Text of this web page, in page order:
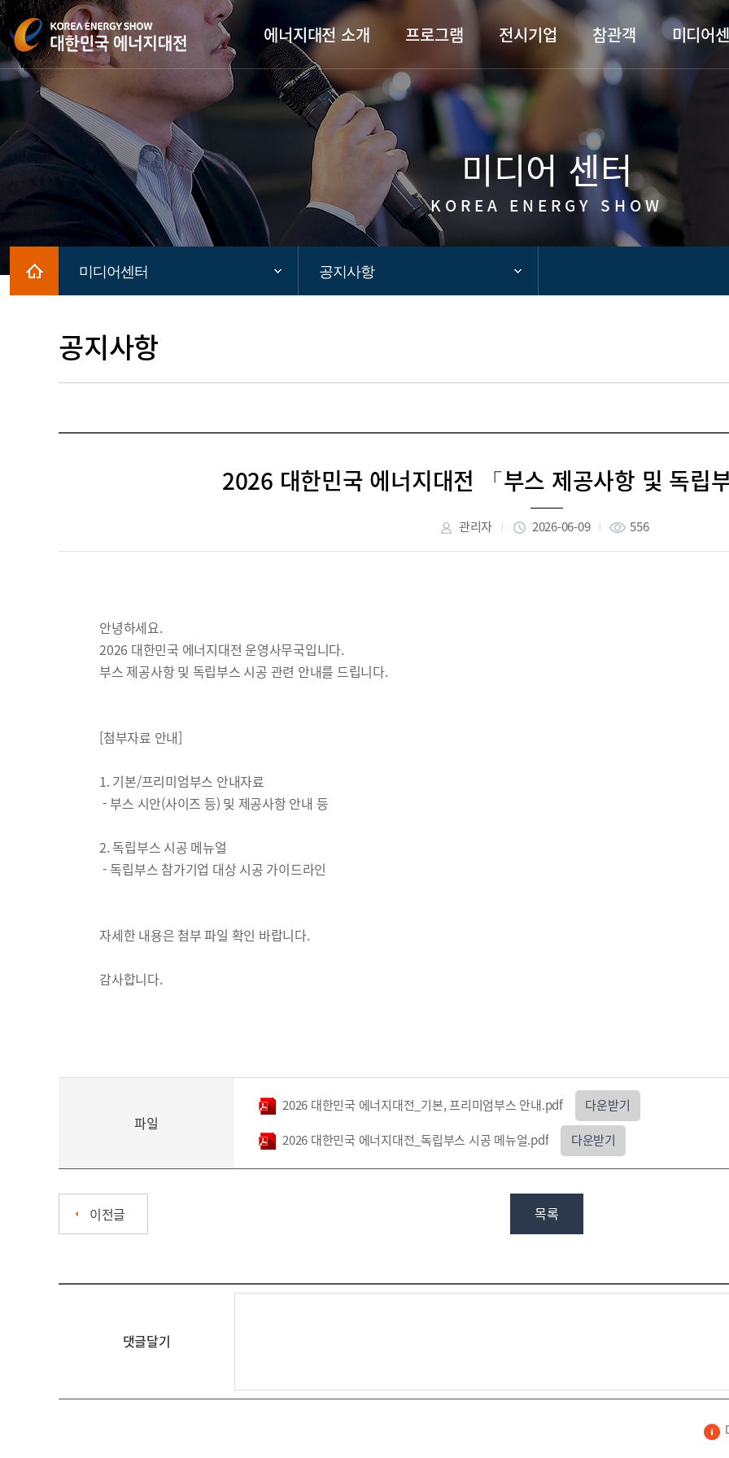
본문으로 가기
주메뉴로 가기
카피라이트로 가기
에너지대전 소개 프로그램 전시기업 참관객 미디어
미디어 센터
KOREA ENERGY SHOW
미디어센터 공지사항
공지사항
2026 대한민국 에너지대전 「부스 제공사항 및 독립
관리자 2026-06-09 556
안녕하세요.
2026 대한민국 에너지대전 운영사무국입니다.
부스 제공사항 및 독립부스 시공 관련 안내를 드립니다.
[첨부자료 안내]
1. 기본/프리미엄부스 안내자료
- 부스 시안(사이즈 등) 및 제공사항 안내 등
2. 독립부스 시공 메뉴얼
- 독립부스 참가기업 대상 시공 가이드라인
자세한 내용은 첨부 파일 확인 바랍니다.
감사합니다.
파일
2026 대한민국 에너지대전_기본, 프리미엄부스 안내.pdf
다운받기
2026 대한민국 에너지대전_독립부스 시공 메뉴얼.pdf
다운받기
이전글 목록
댓글달기